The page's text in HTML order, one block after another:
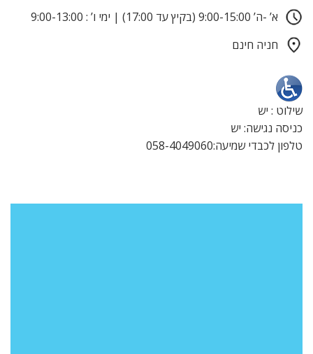
א’ -ה’ 9:00-15:00 (בקיץ עד 17:00) | ימי ו’ : 9:00-13:00
חניה חינם
שילוט : יש
כניסה נגישה: יש
טלפון לכבדי שמיעה:058-4049060